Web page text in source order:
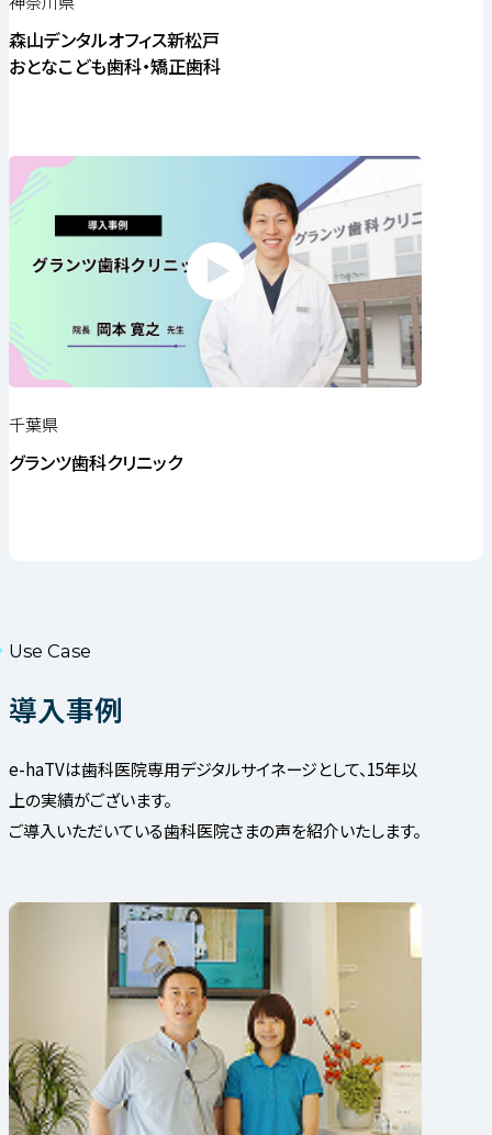
森山デンタルオフィス新松戸
おとなこども歯科・矯正歯科
千葉県
グランツ歯科クリニック
Use Case
導入事例
e-haTVは歯科医院専用デジタルサイネージとして、15年以
上の実績がございます。
ご導入いただいている歯科医院さまの声を紹介いたします。